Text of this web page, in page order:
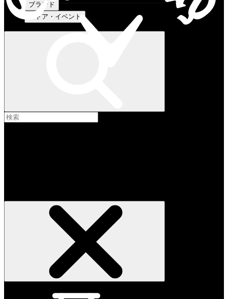
ブランド
ストア・イベント